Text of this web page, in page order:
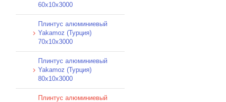
60х10х3000
Плинтус алюминиевый
Yakamoz (Турция)
70x10x3000
Плинтус алюминиевый
Yakamoz (Турция)
80х10х3000
Плинтус алюминиевый